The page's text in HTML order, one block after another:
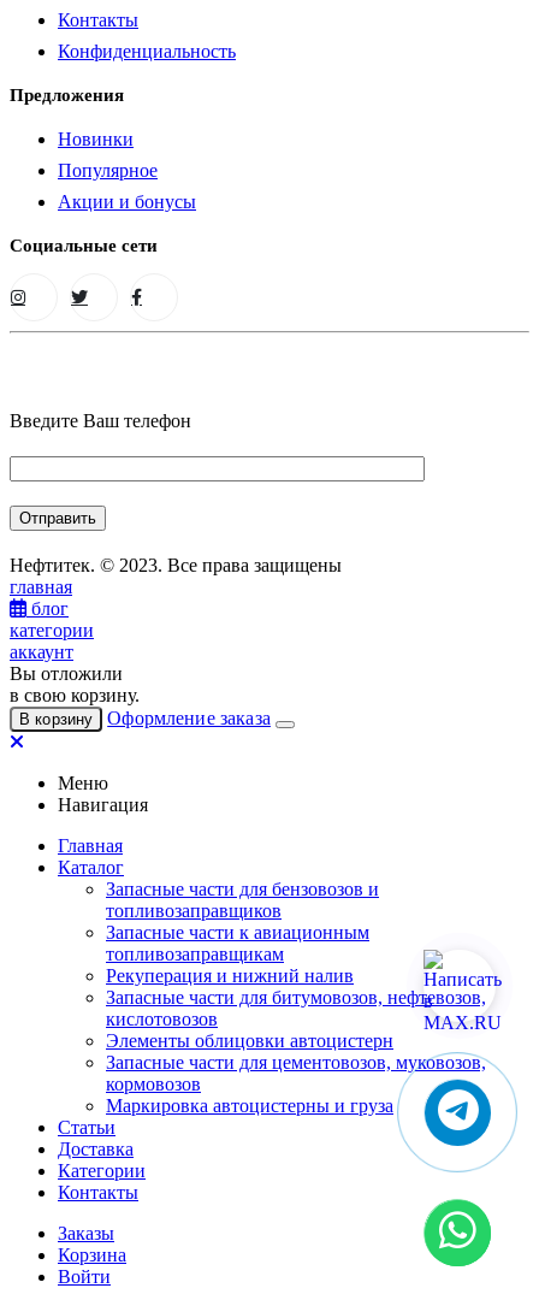
Контакты
Конфиденциальность
Предложения
Новинки
Популярное
Акции и бонусы
Социальные сети
Введите Ваш телефон
Нефтитек. © 2023. Все права защищены
главная
блог
категории
аккаунт
Вы отложили
в свою корзину.
В корзину Оформление заказа
Меню
Навигация
Главная
Каталог
Запасные части для бензовозов и
топливозаправщиков
Запасные части к авиационным
топливозаправщикам
Рекуперация и нижний налив
Запасные части для битумовозов, нефтевозов,
кислотовозов
Элементы облицовки автоцистерн
Запасные части для цементовозов, муковозов,
кормовозов
Маркировка автоцистерны и груза
Статьи
Доставка
Категории
Контакты
Заказы
Корзина
Войти